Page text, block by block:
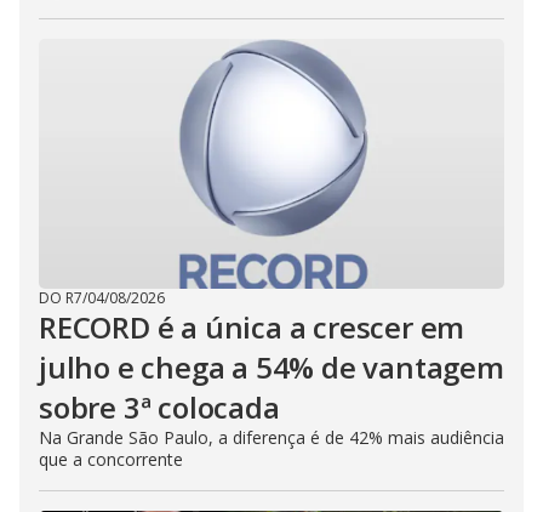
DO R7/04/08/2026
RECORD é a única a crescer em
julho e chega a 54% de vantagem
sobre 3ª colocada
Na Grande São Paulo, a diferença é de 42% mais audiência
que a concorrente